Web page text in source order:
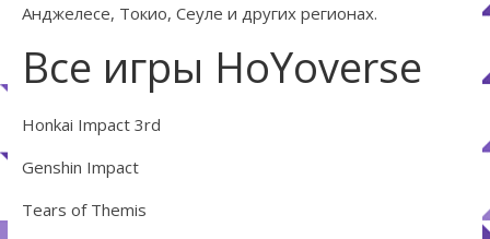
Анджелесе, Токио, Сеуле и других регионах.
Все игры HoYoverse
Honkai Impact 3rd
Genshin Impact
Tears of Themis